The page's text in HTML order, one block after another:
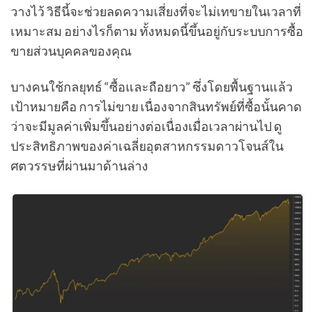
วางไว้ วิธีนี้จะช่วยลดความเสี่ยงที่จะไม่เทขายในเวลาที่
เหมาะสม อย่างไรก็ตาม ทั้งหมดนี้ขึ้นอยู่กับระบบการซื้อ
ขายส่วนบุคคลของคุณ
บางคนใช้กลยุทธ์ “ซื้อและถือยาว” ซึ่งโดยพื้นฐานแล้ว
เป้าหมายคือ การไม่ขาย เนื่องจากสินทรัพย์ที่ซื้อนั้นคาด
ว่าจะมีมูลค่าเพิ่มขึ้นอย่างต่อเนื่องเมื่อเวลาผ่านไป ดู
ประสิทธิภาพของค่าเฉลี่ยอุตสาหกรรมดาวโจนส์ใน
ศตวรรษที่ผ่านมาด้านล่าง